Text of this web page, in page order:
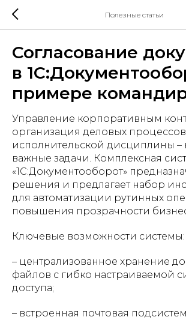
Полезные статьи
Согласование
в
примере
Управление корпоративным
организация деловых
исполнительской дисциплины –
важные задачи. Комплексная
«1С:Документооборот»
решения и предлагает набор
для автоматизации рутинных
повышения прозрачности
Ключевые возможности системы:
– централизованное хранение
файлов с гибко настраиваемой
доступа;
– встроенная почтовая